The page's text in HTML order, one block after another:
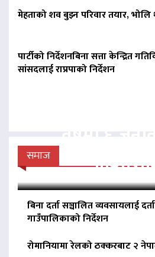
मेहताको शव बुझ्न परिवार तयार, भोलि
पार्टीको निर्देशनबिना सत्ता केन्द्रित
सांसदलाई राप्रपाको निर्देशन
समाज
बिना दर्ता सञ्चालित व्यवसायलाई
गाउँपालिकाको निर्देशन
रोमानियामा रेलको ठक्करबाट २